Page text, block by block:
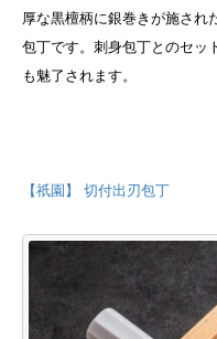
厚な黒檀柄に銀巻きが施され
包丁です。刺身包丁とのセッ
も魅了されます。
【祇園】 切付出刃包丁